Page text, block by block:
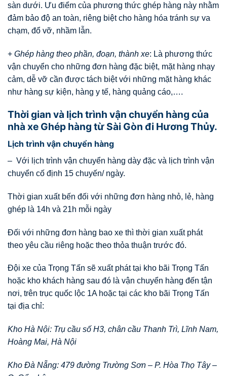
sàn dưới. Ưu điểm của phương thức ghép hàng này nhằm
đảm bảo độ an toàn, riêng biệt cho hàng hóa tránh sự va
chạm, đổ vỡ, nhầm lẫn.
+ Ghép hàng theo phần, đoạn, thành xe: Là phương thức
vận chuyển cho những đơn hàng đặc biệt, mặt hàng nhạy
cảm, dễ vỡ cần được tách biệt với những mặt hàng khác
như hàng sự kiện, hàng y tế, hàng quảng cáo,….
Thời gian và lịch trình vận chuyển hàng của
nhà xe Ghép hàng từ Sài Gòn đi Hương Thủy.
Lịch trình vận chuyển hàng
– Với lịch trình vận chuyển hàng dày đặc và lịch trình vận
chuyển cố định 15 chuyến/ ngày.
Thời gian xuất bến đối với những đơn hàng nhỏ, lẻ, hàng
ghép là 14h và 21h mỗi ngày
Đối với những đơn hàng bao xe thì thời gian xuất phát
theo yêu cầu riêng hoặc theo thỏa thuận trước đó.
Đội xe của Trọng Tấn sẽ xuất phát tại kho bãi Trọng Tấn
hoặc kho khách hàng sau đó là vận chuyển hàng đến tận
nơi, trên trục quốc lộc 1A hoặc tại các kho bãi Trọng Tấn
tại địa chỉ:
Kho Hà Nội: Trụ cầu số H3, chân cầu Thanh Trì, Lĩnh Nam,
Hoàng Mai, Hà Nội
Kho Đà Nẵng: 479 đường Trường Sơn – P. Hòa Thọ Tây –